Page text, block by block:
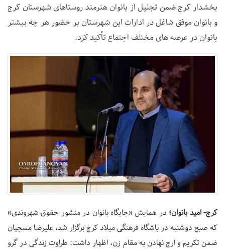
بخشدار کرج ضمن تجلیل از بانوان هنرمند روستاهای شهرستان کرج
و بانوان موفق شاغل در ادارات این شهرستان بر حضور هر چه بیشتر
بانوان در عرصه های مختلف اجتماع تأکید کرد.
کرج- امید بانوان؛ در همایش «جایگاه بانوان در منشور حقوق شهروندی»
که صبح دوشنبه در باشگاه فرهنگی میلاد کرج برگزار شد، علیرضا مسچیان
ضمن تکریم و ارج نهادن به مقام زن، اظهار داشت: طراوت زندگی در گرو